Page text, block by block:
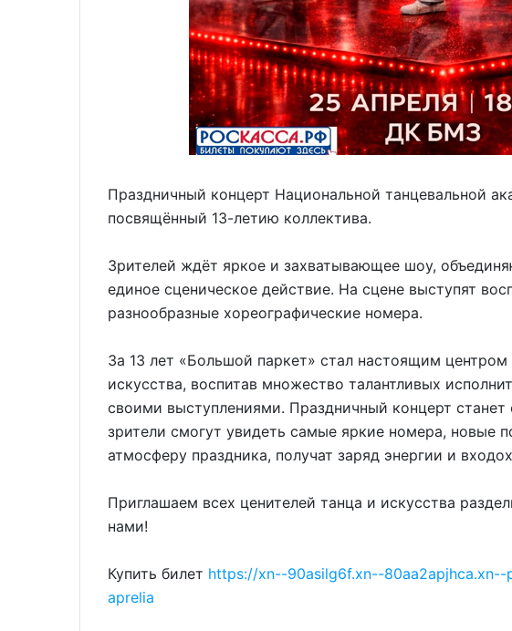
Праздничный концерт Национальной танцевальной
посвящённый 13-летию коллектива.
Зрителей ждёт яркое и захватывающее шоу,
единое сценическое действие. На сцене выступят
разнообразные хореографические номера.
За 13 лет «Большой паркет» стал настоящим центром
искусства, воспитав множество талантливых
своими выступлениями. Праздничный концерт
зрители смогут увидеть самые яркие номера, новые
атмосферу праздника, получат заряд энергии и
Приглашаем всех ценителей танца и искусства
нами!
Купить билет https://xn--90asilg6f.xn--
aprelia